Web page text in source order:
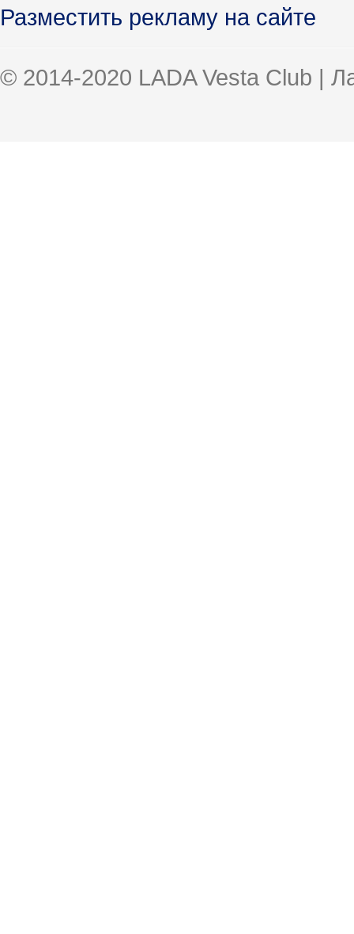
Разместить рекламу на сайте
© 2014-2020 LADA Vesta Club |